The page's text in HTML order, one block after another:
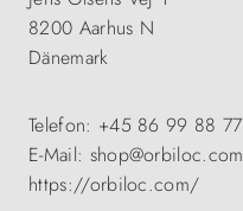
8200 Aarhus N
Dänemark
Telefon: +45 86 99 88 77
E-Mail: shop@orbiloc.com
https://orbiloc.com/